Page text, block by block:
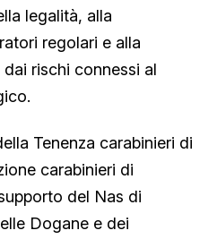
legalità, alla
regolari e alla
rischi connessi al
Tenenza carabinieri di
carabinieri di
del Nas di
Dogane e dei